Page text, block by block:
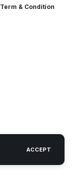
ACCEPT
Term & Condition